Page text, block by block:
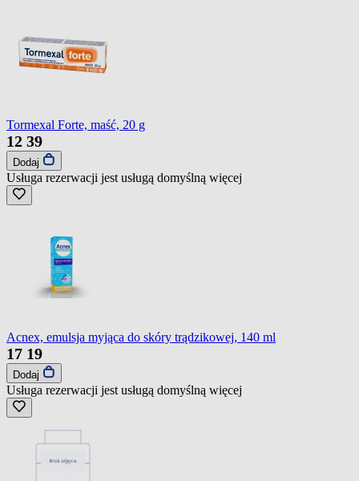
Tormexal Forte, maść, 20 g
12 39
Dodaj
Usługa rezerwacji jest usługą domyślną więcej
Acnex, emulsja myjąca do skóry trądzikowej, 140 ml
17 19
Dodaj
Usługa rezerwacji jest usługą domyślną więcej